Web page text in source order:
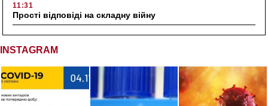
11:31
Прості відповіді на складну війну
INSTAGRAM